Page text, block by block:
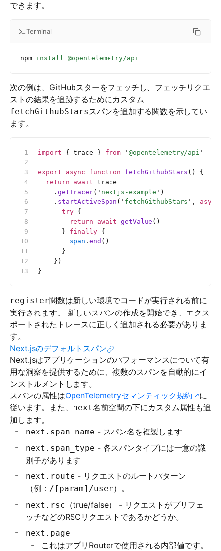
できます。
Terminal
npm install @opentelemetry/api
次の例は、GitHubスターをフェッチし、フェッチリクエ
ストの結果を追跡するためにカスタム
fetchGithubStarsスパンを追加する関数を示してい
ます。
import { trace } from ' @opentelemetry/api '
export async function fetchGithubStars () {
  return
await trace
    .
getTracer( ' nextjs-example ' )
    .
startActiveSpan ( ' fetchGithubStars ' , async
      try
{
        return
await getValue ()
      }
finally {
        span
. end ()
      }
    })
}
register関数は新しい環境でコードが実行される前に
実行されます。 新しいスパンの作成を開始でき、エクス
ポートされたトレースに正しく追加される必要がありま
す。
Next.jsのデフォルトスパン
Next.jsはアプリケーションのパフォーマンスについて有
用な洞察を提供するために、複数のスパンを自動的にイ
ンストルメントします。
スパンの属性はOpenTelemetryセマンティック規約
に
従います。また、 next名前空間の下にカスタム属性も追
加します。
next.span_name - スパン名を複製します
next.span_type - 各スパンタイプには一意の識
別子があります
next.route - リクエストのルートパターン
（例： /[param]/user）。
next.rsc （true/false） - リクエストがプリフェ
ッチなどのRSCリクエストであるかどうか。
next.page
これはアプリRouterで使用される内部値です。